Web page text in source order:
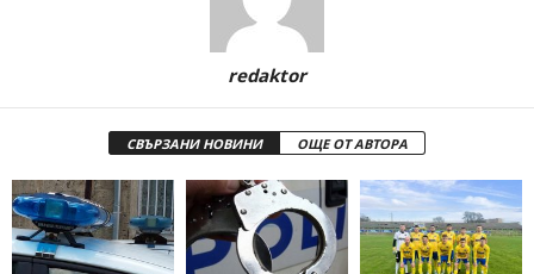
redaktor
СВЪРЗАНИ НОВИНИ ОЩЕ ОТ АВТОРА